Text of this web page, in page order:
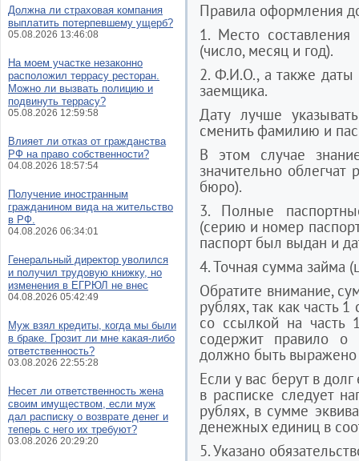
Правила оформления
1. Место составления
(число, месяц и год).
2. Ф.И.О., а также даты
заемщика.
Дату лучше
сменить фамилию и
В этом случае
значительно облегчат
бюро).
3. Полные
(серию и номер
паспорт был выдан и
4. Точная сумма займа
Обратите внимание,
рублях, так как часть
со ссылкой на часть
содержит правило о
должно быть выражено
Если у вас берут в
в расписке следует
рублях, в сумме
денежных единиц в
5. Указано
Должна ли страховая компания
выплатить потерпевшему ущерб?
05.08.2026 13:46:08
На моем участке незаконно
расположил террасу ресторан.
Можно ли вызвать полицию и
подвинуть террасу?
05.08.2026 12:59:58
Влияет ли отказ от гражданства
РФ на право собственности?
04.08.2026 18:57:54
Получение иностранным
гражданином вида на жительство
в РФ.
04.08.2026 06:34:01
Генеральный директор уволился
и получил трудовую книжку, но
изменения в ЕГРЮЛ не внес
04.08.2026 05:42:49
Муж взял кредиты, когда мы были
в браке. Грозит ли мне какая-либо
ответственность?
03.08.2026 22:55:28
Несет ли ответственность жена
своим имуществом, если муж
дал расписку о возврате денег и
теперь с него их требуют?
03.08.2026 20:29:20